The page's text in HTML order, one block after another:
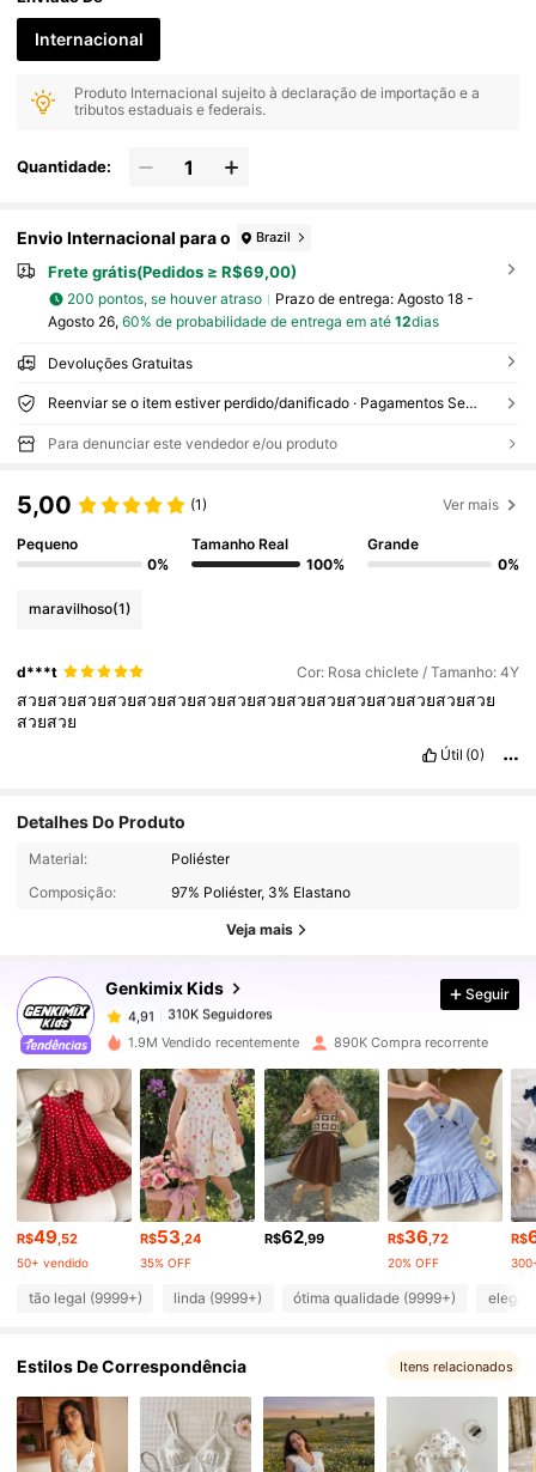
Internacional
Produto Internacional sujeito à declaração de importação e a
tributos estaduais e federais.
Quantidade:
Envio Internacional para o Brazil
Frete grátis(Pedidos ≥ R$69,00)
200 pontos, se houver atraso Prazo de entrega: Agosto 18 -
Agosto 26, 60% de probabilidade de entrega em até 12dias
Devoluções Gratuitas
Reenviar se o item estiver perdido/danificado · Pagamentos Seguros · Proteção de privacidade
Para denunciar este vendedor e/ou produto
5,00 (1) Ver mais
Pequeno
0%
Tamanho Real
100%
Grande
0%
maravilhoso(1)
d***t Cor: Rosa chiclete / Tamanho: 4Y
สวยสวยสวยสวยสวยสวยสวยสวยสวยสวยสวยสวยสวยสวยสวยสวย
สวยสวย
Útil (0)
Detalhes Do Produto
Material:
Poliéster
Composição:
97% Poliéster, 3% Elastano
Veja mais
Genkimix Kids
310K Seguidores
310K Seguidores
4,91 310K Seguidores
4,91 310K Seguidores
4,91 310K Seguidores
4,91 310K Seguidores
4,91 310K Seguidores
Seguir
1.9M Vendido recentemente 890K Compra recorrente
R$49,52
50+ vendido
R$53,24
35% OFF
R$62,99 R$36,72
20% OFF
R$
tão legal (9999+) linda (9999+) ótima qualidade (9999+)
Estilos De Correspondência Itens relacionados